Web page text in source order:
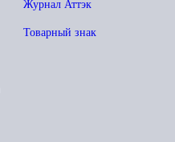
Журнал Аттэк
Товарный знак